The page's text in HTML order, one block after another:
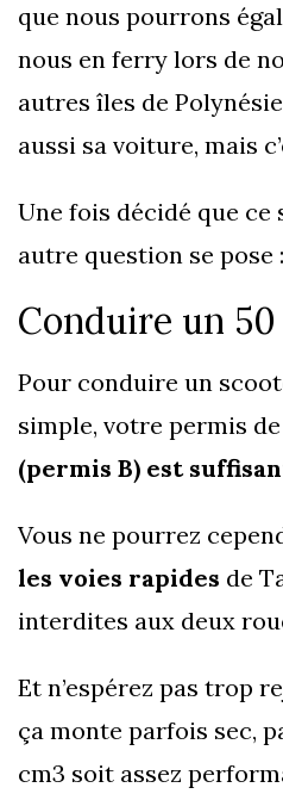
que nous pourrons
nous en ferry lors de
autres îles de
aussi sa voiture, mais
Une fois décidé que ce
autre question se pose
Conduire un 50
Pour conduire un
simple, votre permis
(permis B) est
Vous ne pourrez
les voies rapides de
interdites aux deux
Et n’espérez pas trop
ça monte parfois sec,
cm3 soit assez